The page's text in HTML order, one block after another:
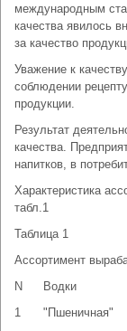
международным
качества явилось
за качество
Уважение к
соблюдении
продукции.
Результат
качества.
напитков, в
Характеристика
табл.1
Таблица 1
Ассортимент
N
Водки
1
"Пшеничная"